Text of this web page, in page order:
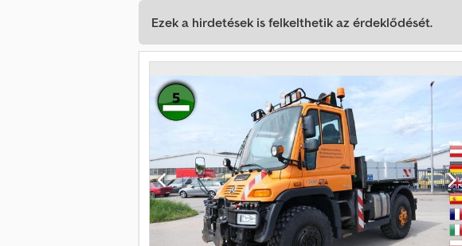
Ezek a hirdetések is felkelthetik az érdeklődését.